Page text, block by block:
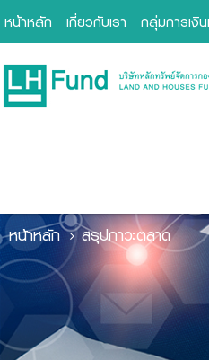
หน้าหลัก เกี่ยวกับเรา กลุ่มการเงิ
หน้าหลัก สรุปภาวะตลาด